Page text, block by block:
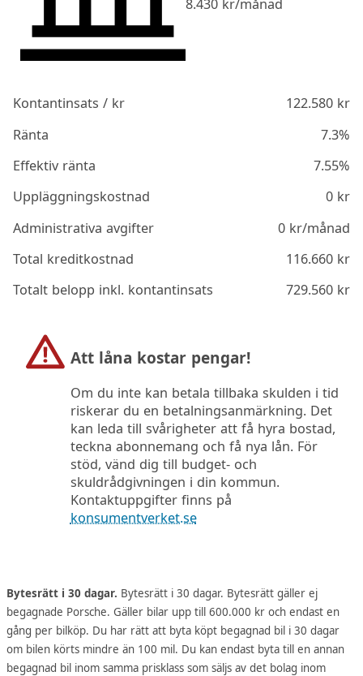
8.430 kr/månad
Kontantinsats / kr 122.580kr
Ränta
7.3%
Effektiv ränta
7.55%
Uppläggningskostnad
0kr
Administrativa avgifter
0kr/månad
Total kreditkostnad
116.660kr
Totalt belopp inkl. kontantinsats
729.560kr
Att låna kostar pengar!
Om du inte kan betala tillbaka skulden i tid
riskerar du en betalningsanmärkning. Det
kan leda till svårigheter att få hyra bostad,
teckna abonnemang och få nya lån. För
stöd, vänd dig till budget- och
skuldrådgivningen i din kommun.
Kontaktuppgifter finns på
konsumentverket.se
Bytesrätt i 30 dagar. Bytesrätt i 30 dagar. Bytesrätt gäller ej
begagnade Porsche. Gäller bilar upp till 600.000 kr och endast en
gång per bilköp. Du har rätt att byta köpt begagnad bil i 30 dagar
om bilen körts mindre än 100 mil. Du kan endast byta till en annan
begagnad bil inom samma prisklass som säljs av det bolag inom